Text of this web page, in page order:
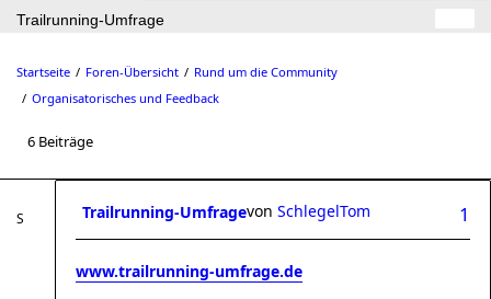
Trailrunning-Umfrage
Startseite Foren-Übersicht
Rund um die Community
Organisatorisches und Feedback
6 Beiträge
Trailrunning-Umfrage 1
von SchlegelTom
www.trailrunning-umfrage.de